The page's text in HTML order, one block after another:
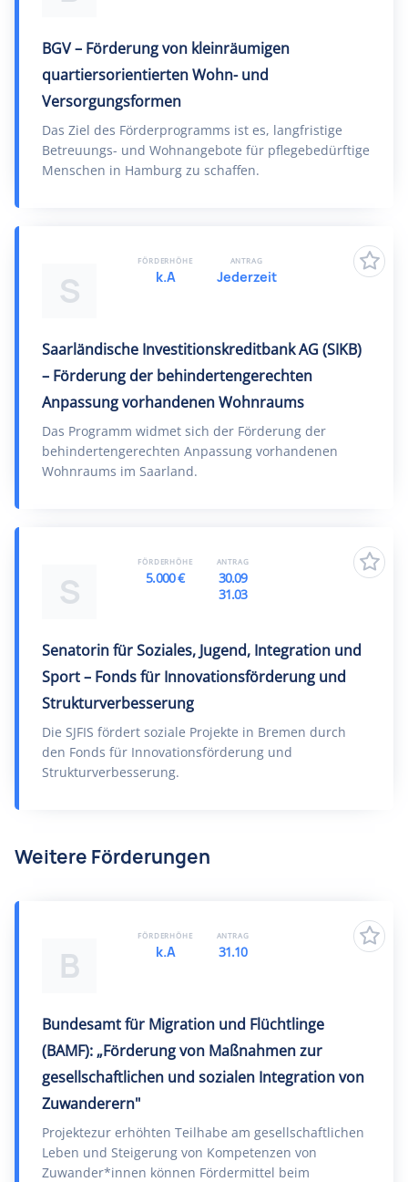
BGV – Förderung von kleinräumigen
quartiersorientierten Wohn- und
Versorgungsformen
Das Ziel des Förderprogramms ist es, langfristige
Betreuungs- und Wohnangebote für pflegebedürftige
Menschen in Hamburg zu schaffen.
S
Saarländische Investitionskreditbank AG (SIKB)
– Förderung der behindertengerechten
Anpassung vorhandenen Wohnraums
Das Programm widmet sich der Förderung der
behindertengerechten Anpassung vorhandenen
Wohnraums im Saarland.
FÖRDERHÖHE
k.A
ANTRAG
Jederzeit
S
Senatorin für Soziales, Jugend, Integration und
Sport – Fonds für Innovationsförderung und
Strukturverbesserung
Die SJFIS fördert soziale Projekte in Bremen durch
den Fonds für Innovationsförderung und
Strukturverbesserung.
FÖRDERHÖHE
5.000 €
ANTRAG
30.09
31.03
Weitere Förderungen
B
Bundesamt für Migration und Flüchtlinge
(BAMF): „Förderung von Maßnahmen zur
gesellschaftlichen und sozialen Integration von
Zuwanderern"
Projektezur erhöhten Teilhabe am gesellschaftlichen
Leben und Steigerung von Kompetenzen von
Zuwander*innen können Fördermittel beim
FÖRDERHÖHE
k.A
ANTRAG
31.10